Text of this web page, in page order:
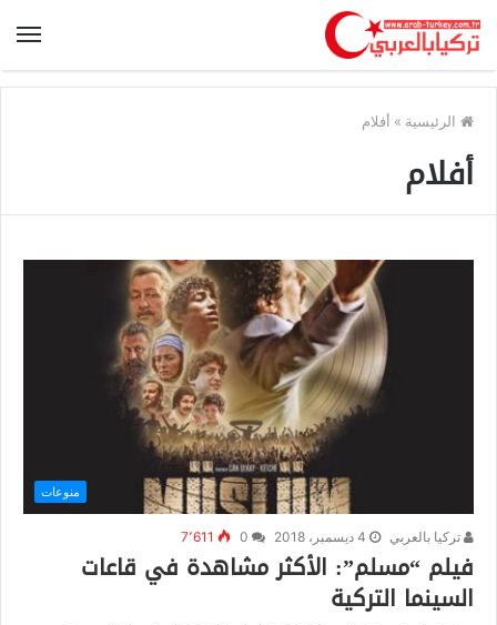
الرئيسية » أفلام
أفلام
منوعات
تركيا بالعربي 4 ديسمبر، 2018 7٬611
فيلم “مسلم”: الأكثر مشاهدة في قاعات
السينما التركية